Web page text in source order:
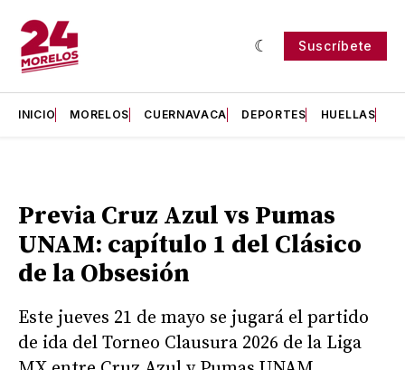
Suscríbete
INICIO MORELOS CUERNAVACA DEPORTES HUELLAS
Previa Cruz Azul vs Pumas
UNAM: capítulo 1 del Clásico
de la Obsesión
Este jueves 21 de mayo se jugará el partido
de ida del Torneo Clausura 2026 de la Liga